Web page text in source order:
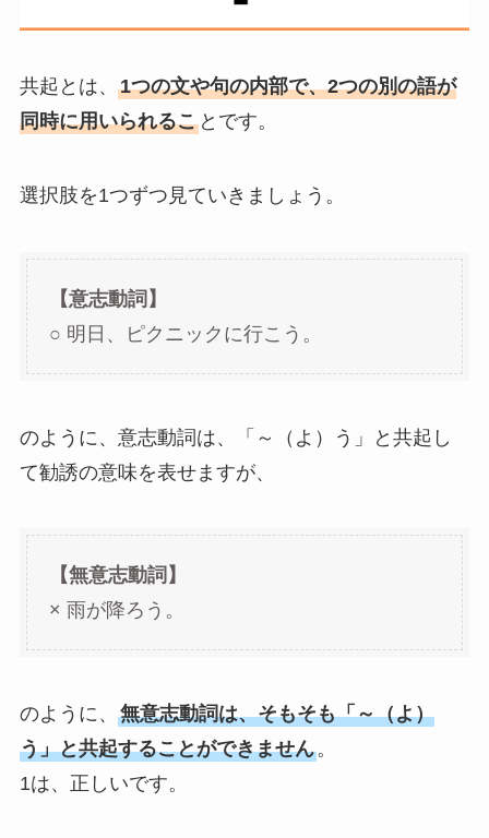
共起とは、 1つの文や句の内部で、2つの別の語が
同時に用いられることです。
選択肢を1つずつ見ていきましょう。
【意志動詞】
○ 明日、ピクニックに行こう。
のように、意志動詞は、「～（よ）う」と共起し
て勧誘の意味を表せますが、
【無意志動詞】
× 雨が降ろう。
のように、 無意志動詞は、そもそも「～（よ）
う」と共起することができません。
1は、正しいです。